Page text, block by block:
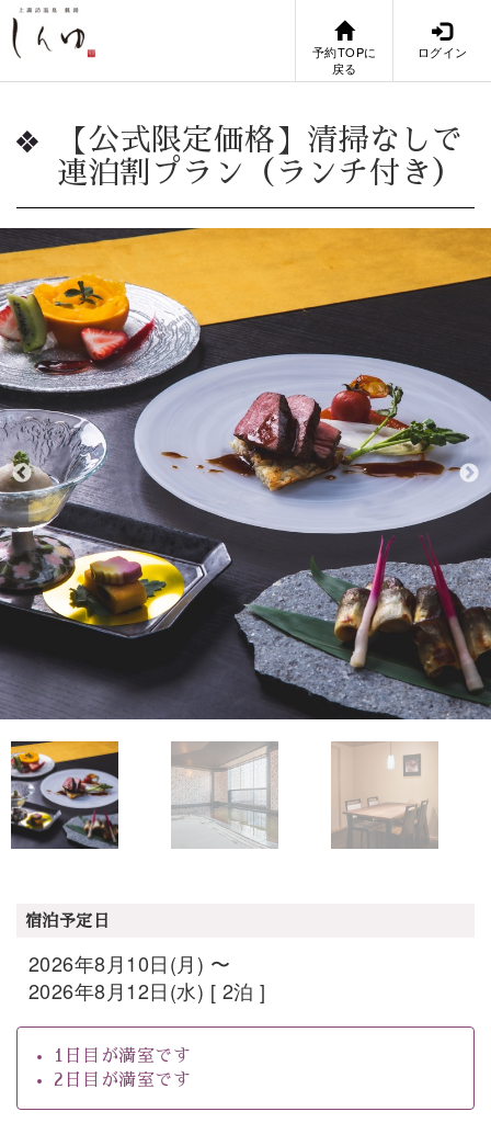
予約TOPに
戻る
ログイン
【公式限定価格】清掃なしで
連泊割プラン（ランチ付き）
宿泊予定日
2026年8月10日(月) 〜
2026年8月12日(水) [ 2泊 ]
1日目が満室です
2日目が満室です